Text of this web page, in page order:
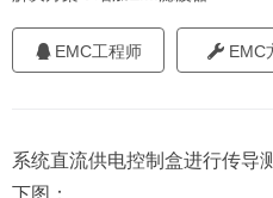
EMC工程师 EMC
系统直流供电控制盒进行传导
下图：